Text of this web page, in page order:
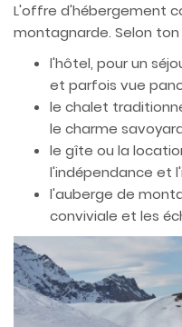
L'offre d'hébergement
montagnarde. Selon
l'hôtel, pour un
et parfois vue
le chalet
le charme
le gîte ou la
l'indépendance et
l'auberge de
conviviale et les